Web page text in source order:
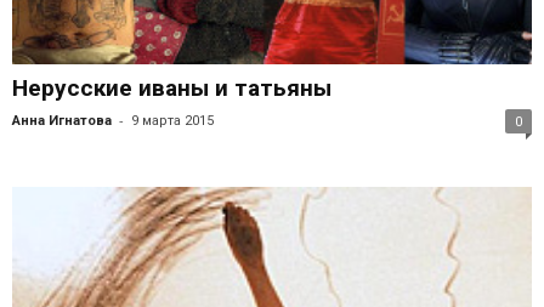
Нерусские иваны и татьяны
Анна Игнатова - 9 марта 2015 0